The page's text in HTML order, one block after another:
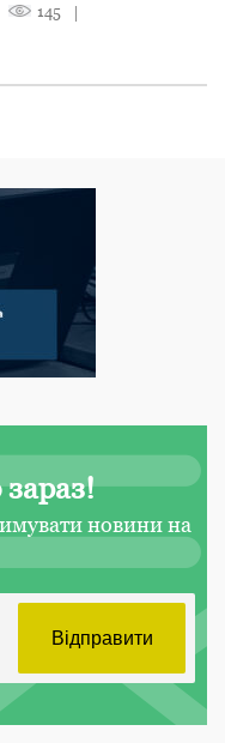
145 |
новини на